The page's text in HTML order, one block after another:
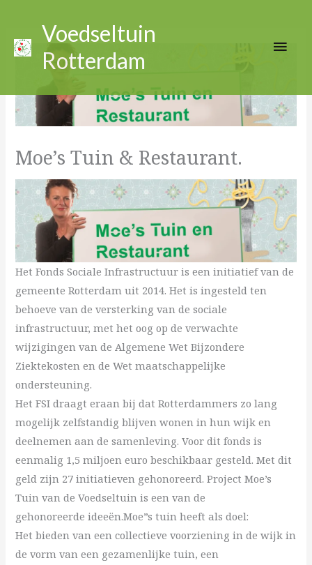
Voedseltuin
Rotterdam
Moe’s Tuin & Restaurant.
Het Fonds Sociale Infrastructuur is een initiatief van de
gemeente Rotterdam uit 2014. Het is ingesteld ten
behoeve van de versterking van de sociale
infrastructuur, met het oog op de verwachte
wijzigingen van de Algemene Wet Bijzondere
Ziektekosten en de Wet maatschappelijke
ondersteuning.
Het FSI draagt eraan bij dat Rotterdammers zo lang
mogelijk zelfstandig blijven wonen in hun wijk en
deelnemen aan de samenleving. Voor dit fonds is
eenmalig 1,5 miljoen euro beschikbaar gesteld. Met dit
geld zijn 27 initiatieven gehonoreerd. Project Moe’s
Tuin van de Voedseltuin is een van de
gehonoreerde ideeën.Moe”s tuin heeft als doel:
Het bieden van een collectieve voorziening in de wijk in
de vorm van een gezamenlijke tuin, een